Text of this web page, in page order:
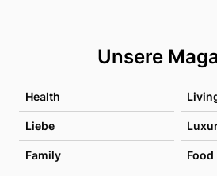
Unsere
Health
Liebe
Family Food